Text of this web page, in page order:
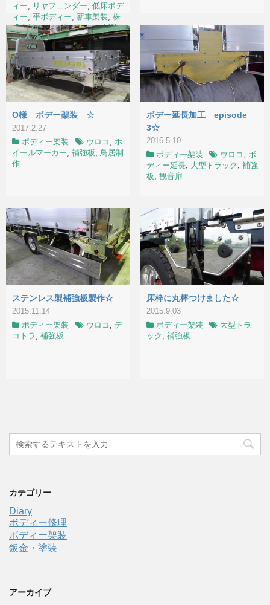
ィー
リヤフェンダー 低床ボデ
ィー 平ボディー 新車架装 株
式会社ワイルドフラワー,補強
板
O様 ボデー架装 ☆
2017.2.27
ボディー架装
ウロコ , ホ
イールマーカー, 補強板, 鳥居制
作
ボデー延長加工 episode
3☆
2016.5.10
ボディー架装
ウロコ ,ボ
ディー延長, 大型トラック , 補強
板, 観音扉
ステンレス製補強板製作☆
2015.11.14
ボディー架装
ウロコ , デ
コトラ , 補強板
床枠に丸棒つけました☆
2015.9.03
ボディー架装
大型トラ
ック , 補強板
カテゴリー
Diary
ボディー修理
ボディー架装
鈑金・塗装
アーカイブ